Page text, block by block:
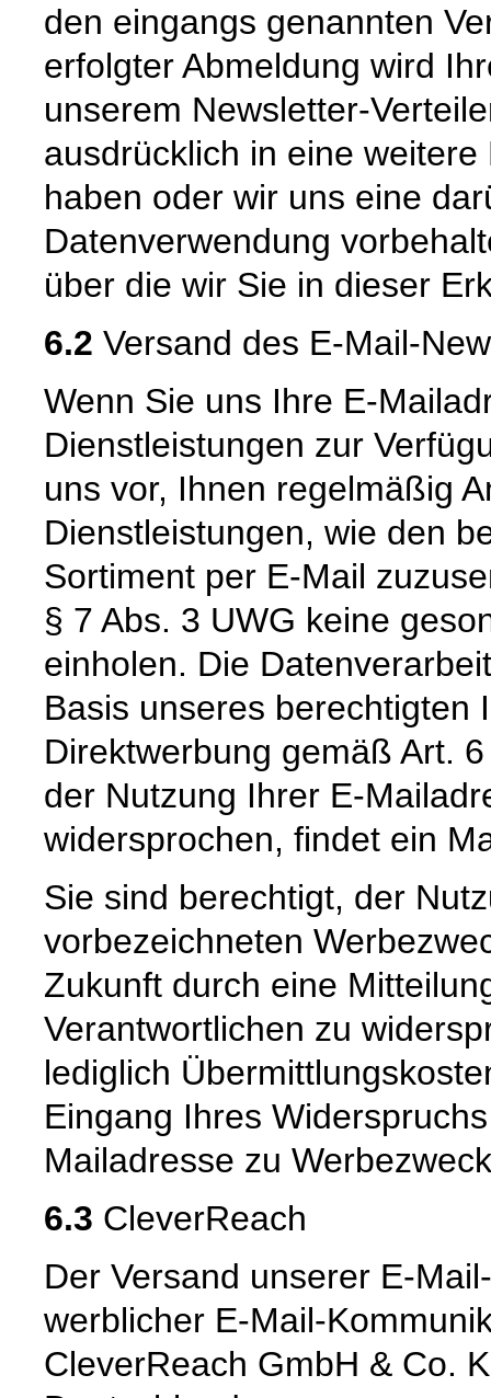
den eingangs genannten
erfolgter Abmeldung wird
unserem Newsletter-
ausdrücklich in eine
haben oder wir uns eine
Datenverwendung
über die wir Sie in dieser
6.2 Versand des E-Mail-
Wenn Sie uns Ihre E-
Dienstleistungen zur
uns vor, Ihnen regelmäßig
Dienstleistungen, wie den
Sortiment per E-Mail
§ 7 Abs. 3 UWG keine
einholen. Die
Basis unseres berechtigten
Direktwerbung gemäß Art.
der Nutzung Ihrer E-
widersprochen, findet ein
Sie sind berechtigt, der
vorbezeichneten
Zukunft durch eine
Verantwortlichen zu
lediglich
Eingang Ihres
Mailadresse zu
6.3 CleverReach
Der Versand unserer E-
werblicher E-Mail-
CleverReach GmbH & Co.